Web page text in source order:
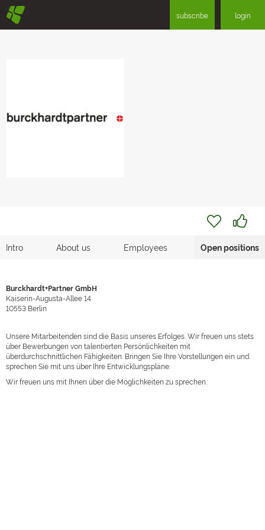
§ subscribe login
Intro About us Employees Open positions
Burckhardt+Partner GmbH
Kaiserin-Augusta-Allee 14
10553 Berlin
Unsere Mitarbeitenden sind die Basis unseres Erfolges. Wir freuen uns stets
über Bewerbungen von talentierten Persönlichkeiten mit
überdurchschnittlichen Fähigkeiten. Bringen Sie Ihre Vorstellungen ein und
sprechen Sie mit uns über Ihre Entwicklungspläne.
Wir freuen uns mit Ihnen über die Möglichkeiten zu sprechen.